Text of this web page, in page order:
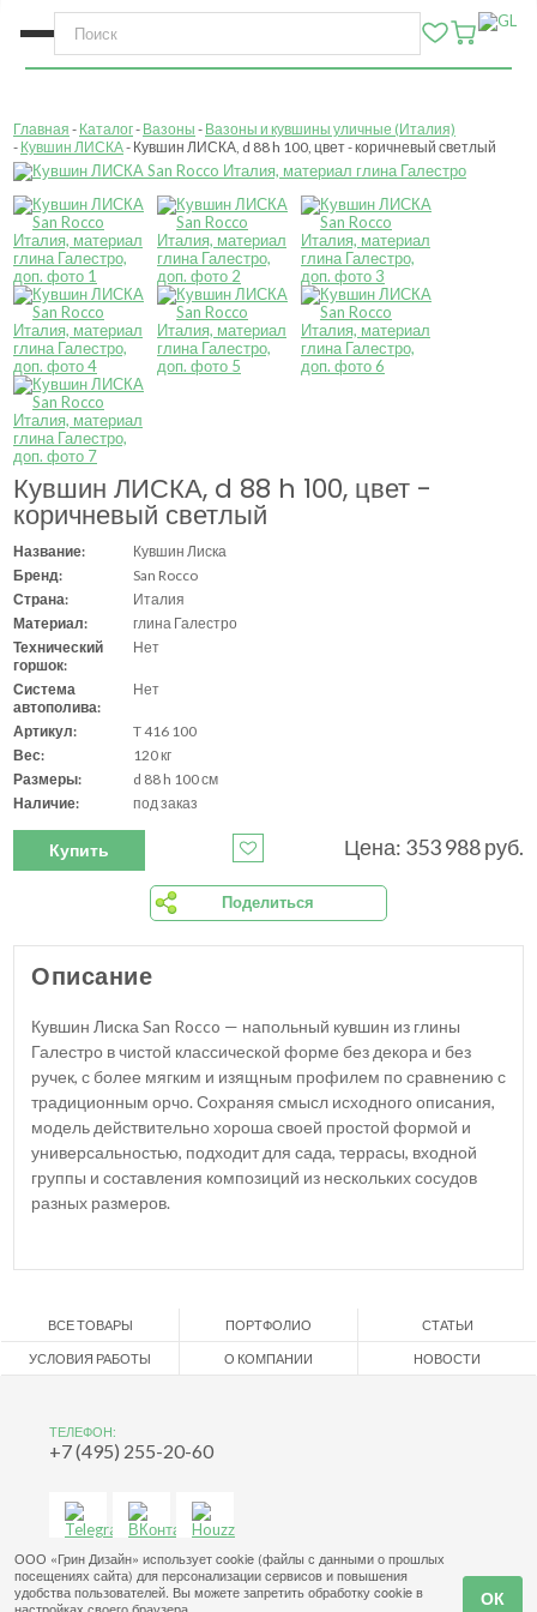
Главная Каталог Вазоны
Вазоны и кувшины уличные (Италия)
Кувшин ЛИСКА Кувшин ЛИСКА, d 88 h 100, цвет - коричневый светлый
Кувшин ЛИСКА, d 88 h 100, цвет -
коричневый светлый
Название:
Кувшин Лиска
Бренд:
San Rocco
Страна:
Италия
Материал:
глина Галестро
Технический
горшок:
Нет
Система
автополива:
Нет
Артикул:
T 416 100
Вес:
120 кг
Размеры:
d 88 h 100 см
Наличие:
под заказ
Купить Цена: 353 988 руб.
Поделиться
Описание
Кувшин Лиска San Rocco — напольный кувшин из глины
Галестро в чистой классической форме без декора и без
ручек, с более мягким и изящным профилем по сравнению с
традиционным орчо. Сохраняя смысл исходного описания,
модель действительно хороша своей простой формой и
универсальностью, подходит для сада, террасы, входной
группы и составления композиций из нескольких сосудов
разных размеров.
ВСЕ ТОВАРЫ ПОРТФОЛИО СТАТЬИ
УСЛОВИЯ РАБОТЫ О КОМПАНИИ НОВОСТИ
ТЕЛЕФОН:
+7 (495) 255-20-60
ООО «Грин Дизайн» использует cookie (файлы с данными о прошлых
посещениях сайта) для персонализации сервисов и повышения
удобства пользователей. Вы можете запретить обработку cookie в